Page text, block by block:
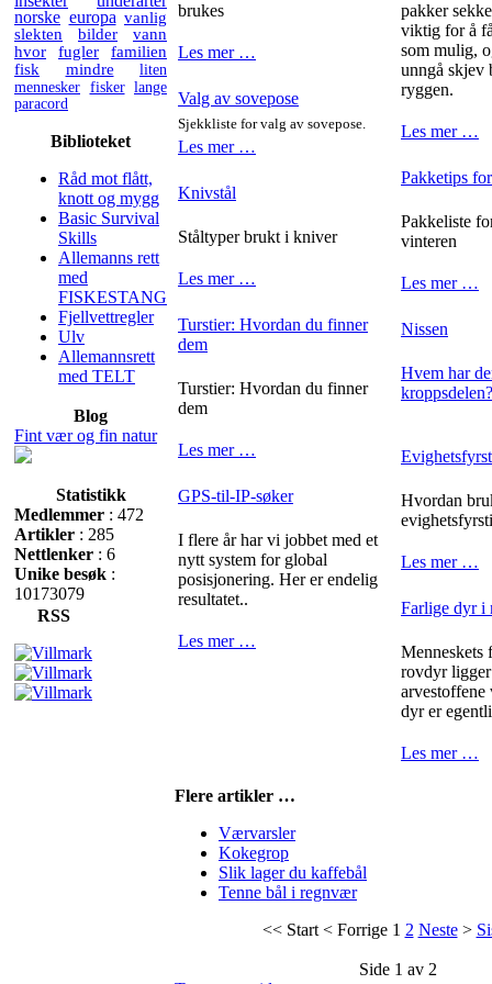
norske europa vanlig
slekten
bilder
vann
hvor
fugler
familien
fisk
mindre
liten
mennesker fisker lange
paracord
Biblioteket
Råd mot flått,
knott og mygg
Basic Survival
Skills
Allemanns rett
med
FISKESTANG
Fjellvettregler
Ulv
Allemannsrett
med TELT
Blog
Fint vær og fin natur
Statistikk
Medlemmer : 472
Artikler : 285
Nettlenker : 6
Unike besøk :
10173079
RSS
brukes
Les mer …
Valg av sovepose
Sjekkliste for valg av sovepose.
Les mer …
Knivstål
Ståltyper brukt i kniver
Les mer …
Turstier: Hvordan du finner
dem
Turstier: Hvordan du finner
dem
Les mer …
GPS-til-IP-søker
I flere år har vi jobbet med et
nytt system for global
posisjonering. Her er endelig
resultatet..
Les mer …
pakker
viktig for å
som mulig,
unngå skjev
ryggen.
Les mer …
Pakketips
Pakkeliste
vinteren
Les mer …
Nissen
Hvem har
kroppsdelen?
Hvordan
Les mer …
Farlige dyr i
Menneskets
rovdyr
arvestoffene
dyr er
Les mer …
Flere artikler …
Værvarsler
Kokegrop
Slik lager du kaffebål
Tenne bål i regnvær
<< Start< Forrige 1 2 Neste>
Side 1 av 2